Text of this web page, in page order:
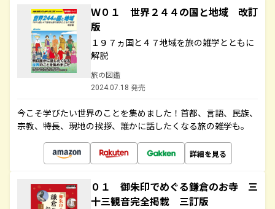
Ｗ０１ 世界２４４の国と地域 改訂
版
１９７ヵ国と４７地域を旅の雑学とともに
解説
旅の図鑑
2024.07.18 発売
今こそ学びたい世界のことを集めました！首都、言語、民族、
宗教、特長、現地の挨拶、誰かに話したくなる旅の雑学も。
詳細を見る
０１ 御朱印でめぐる鎌倉のお寺 三
十三観音完全掲載 三訂版